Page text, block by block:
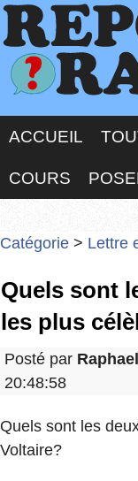
ACCUEIL
COURS
Catégorie > Lettre
Quels sont
les plus
Posté par
20:48:58
Quels sont les
Voltaire?